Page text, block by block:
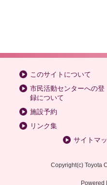
このサイトについて
市民活動センターへの登
録について
施設予約
リンク集
サイトマ
Copyright(c) Toyota
Powered